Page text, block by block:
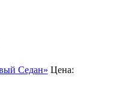
Седан» Цена: